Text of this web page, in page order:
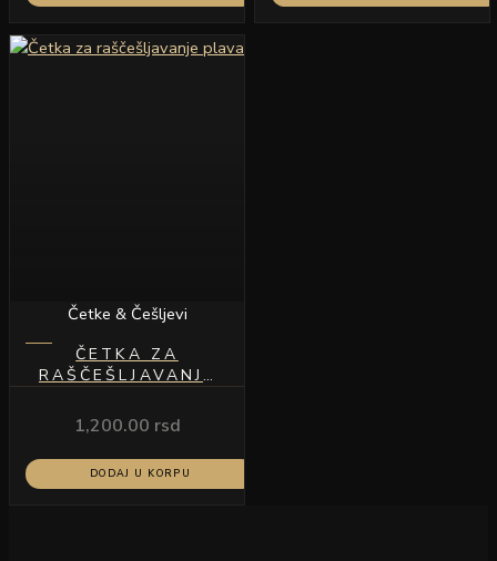
Četke & Češljevi
ČETKA ZA
RAŠČEŠLJAVANJE
1,200.00 rsd
DODAJ U KORPU